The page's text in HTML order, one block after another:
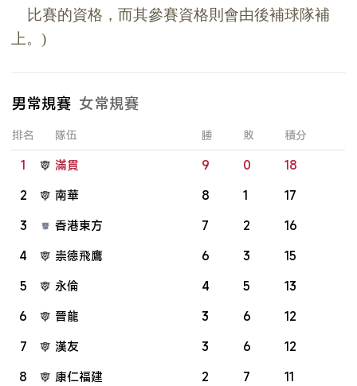
比賽的資格，而其參賽資格則會由後補球隊補
上。)
男常規賽 女常規賽
排名 隊伍 勝 敗 積分
1 滿貫 9 0
18
2
南華 8 1
17
3
香港東方 7 2
16
4
崇德飛鷹 6 3
15
5
永倫 4 5
13
6
晉龍 3 6
12
7
漢友 3 6
12
8
康仁福建 2 7
11